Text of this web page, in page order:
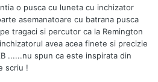
o pusca cu luneta cu inchizator
asemanatoare cu batrana pusca
tragaci si percutor ca la Remington
avea acea finete si precizie
......nu spun ca este inspirata din
scriu !